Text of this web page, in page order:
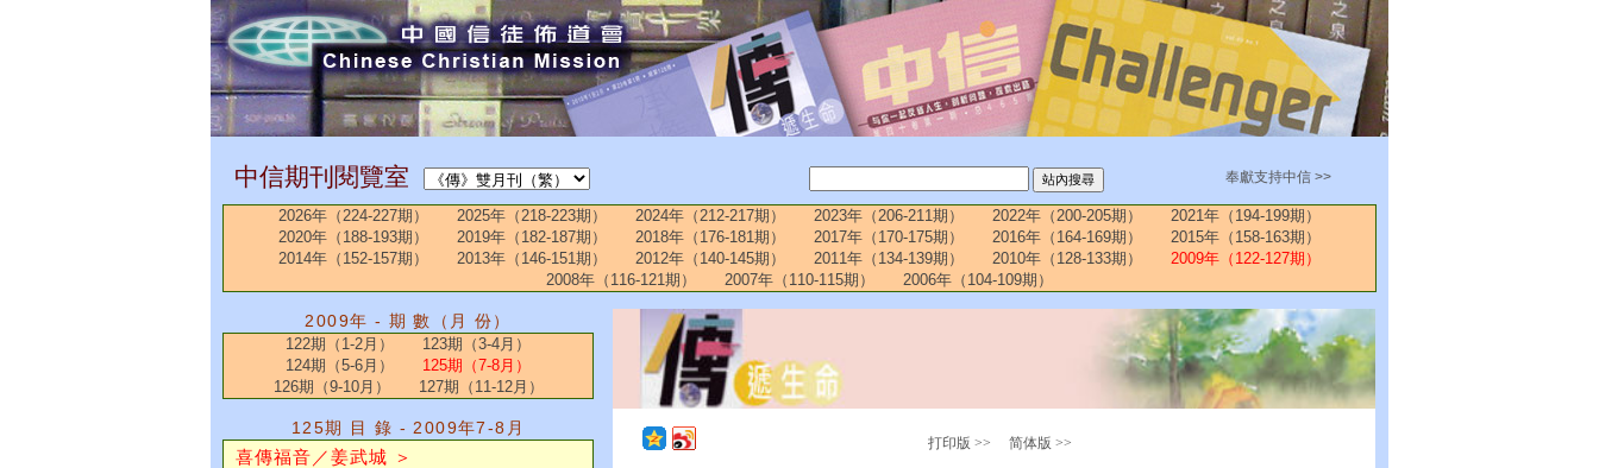
中信期刊閱覽室 奉獻支持中信 >>
2026年（224-227期） 2025年（218-223期） 2024年（212-217期） 2023年（206-211期） 2022年（200-205期）
2021年（194-199期）
2020年（188-193期）
2019年（182-187期） 2018年（176-181期） 2017年（170-175期） 2016年（164-169期）
2015年（158-163期）
2014年（152-157期）
2013年（146-151期） 2012年（140-145期） 2011年（134-139期） 2010年（128-133期）
2009年（122-127期）
2008年（116-121期）
2007年（110-115期） 2006年（104-109期）
2009年 - 期 數（月 份）
122期（1-2月）
123期（3-4月）
124期（5-6月）
125期（7-8月）
126期（9-10月）
127期（11-12月）
125期 目 錄 - 2009年7-8月
喜傳福音／姜武城 ＞
打印版 >> 简体版 >>